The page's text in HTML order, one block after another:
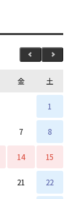
金 土
1
7 8
14 15
21 22